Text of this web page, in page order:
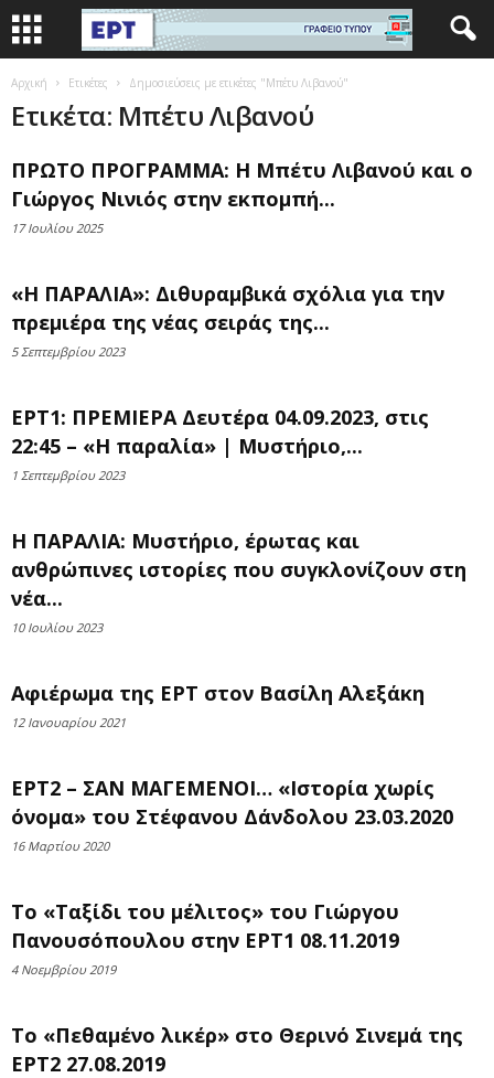
Αρχική Ετικέτες Δημοσιεύσεις με ετικέτες "Μπέτυ Λιβανού"
Ετικέτα: Μπέτυ Λιβανού
ΠΡΩΤΟ ΠΡΟΓΡΑΜΜΑ: Η Μπέτυ Λιβανού και ο
Γιώργος Νινιός στην εκπομπή...
17 Ιουλίου 2025
«Η ΠΑΡΑΛΙΑ»: Διθυραμβικά σχόλια για την
πρεμιέρα της νέας σειράς της...
5 Σεπτεμβρίου 2023
ΕΡΤ1: ΠΡΕΜΙΕΡΑ Δευτέρα 04.09.2023, στις
22:45 – «Η παραλία» | Μυστήριο,...
1 Σεπτεμβρίου 2023
Η ΠΑΡΑΛΙΑ: Μυστήριο, έρωτας και
ανθρώπινες ιστορίες που συγκλονίζουν στη
νέα...
10 Ιουλίου 2023
Αφιέρωμα της ΕΡΤ στον Βασίλη Αλεξάκη
12 Ιανουαρίου 2021
ΕΡΤ2 – ΣΑΝ ΜΑΓΕΜΕΝΟΙ… «Ιστορία χωρίς
όνομα» του Στέφανου Δάνδολου 23.03.2020
16 Μαρτίου 2020
Το «Ταξίδι του μέλιτος» του Γιώργου
Πανουσόπουλου στην ΕΡΤ1 08.11.2019
4 Νοεμβρίου 2019
Το «Πεθαμένο λικέρ» στο Θερινό Σινεμά της
ΕΡΤ2 27.08.2019